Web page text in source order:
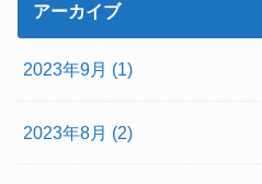
アーカイブ
2023年9月 (1)
2023年8月 (2)